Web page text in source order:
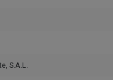
S.A.L.